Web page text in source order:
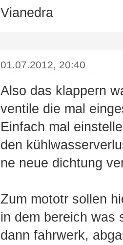
Vianedra
01.07.2012, 20:40
Also das klappern
ventile die mal
Einfach mal
den
ne neue dichtung
Zum mototr sollen
in dem bereich was
dann fahrwerk,